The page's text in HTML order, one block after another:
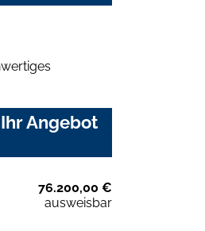
Angebot
76.200,00 €
ausweisbar